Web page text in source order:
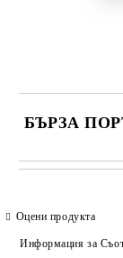
БЪРЗА
Оцени продукта
Информация за